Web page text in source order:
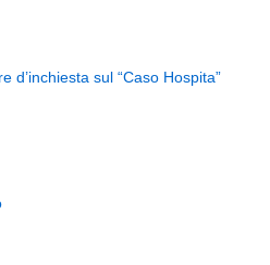
d’inchiesta sul “Caso Hospita”